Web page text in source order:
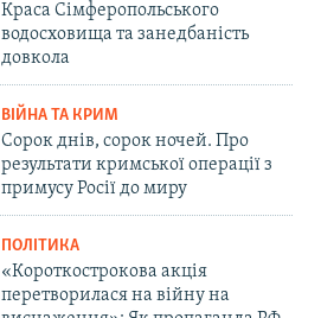
Краса Сімферопольського
водосховища та занедбаність
довкола
ВІЙНА ТА КРИМ
Сорок днів, сорок ночей. Про
результати кримської операції з
примусу Росії до миру
ПОЛІТИКА
«Короткострокова акція
перетворилася на війну на